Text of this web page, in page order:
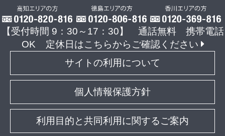
【受付時間 9：30～17：30】 通話無料 携帯電話
OK
定休日はこちらからご確認ください
サイトの利用について
個人情報保護方針
利用目的と共同利用に関するご案内